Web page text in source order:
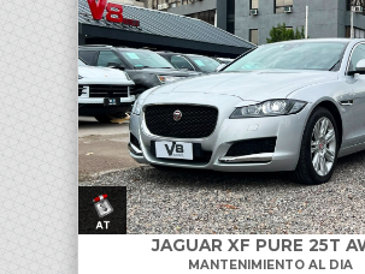
JAGUAR XF PURE 25T
MANTENIMIENTO AL DIA